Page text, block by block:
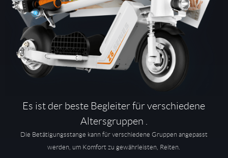
Es ist der beste Begleiter für verschiedene
Altersgruppen .
Die Betätigungsstange kann für verschiedene Gruppen angepasst
werden, um Komfort zu gewährleisten, Reiten.